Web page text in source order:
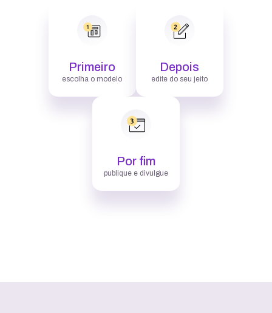
Primeiro
escolha o modelo
Depois
edite do seu jeito
Por fim
publique e divulgue